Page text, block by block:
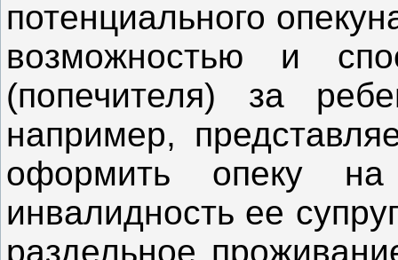
потенциального
возможностью и
(попечителя) за
например,
оформить опеку
инвалидность ее
раздельное